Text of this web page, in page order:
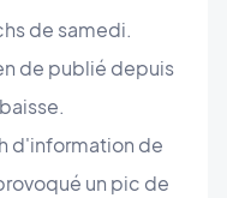
de samedi.
de publié depuis
d'information de
un pic de